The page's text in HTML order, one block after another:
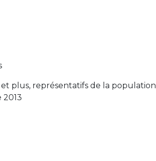
plus, représentatifs de la population
2013